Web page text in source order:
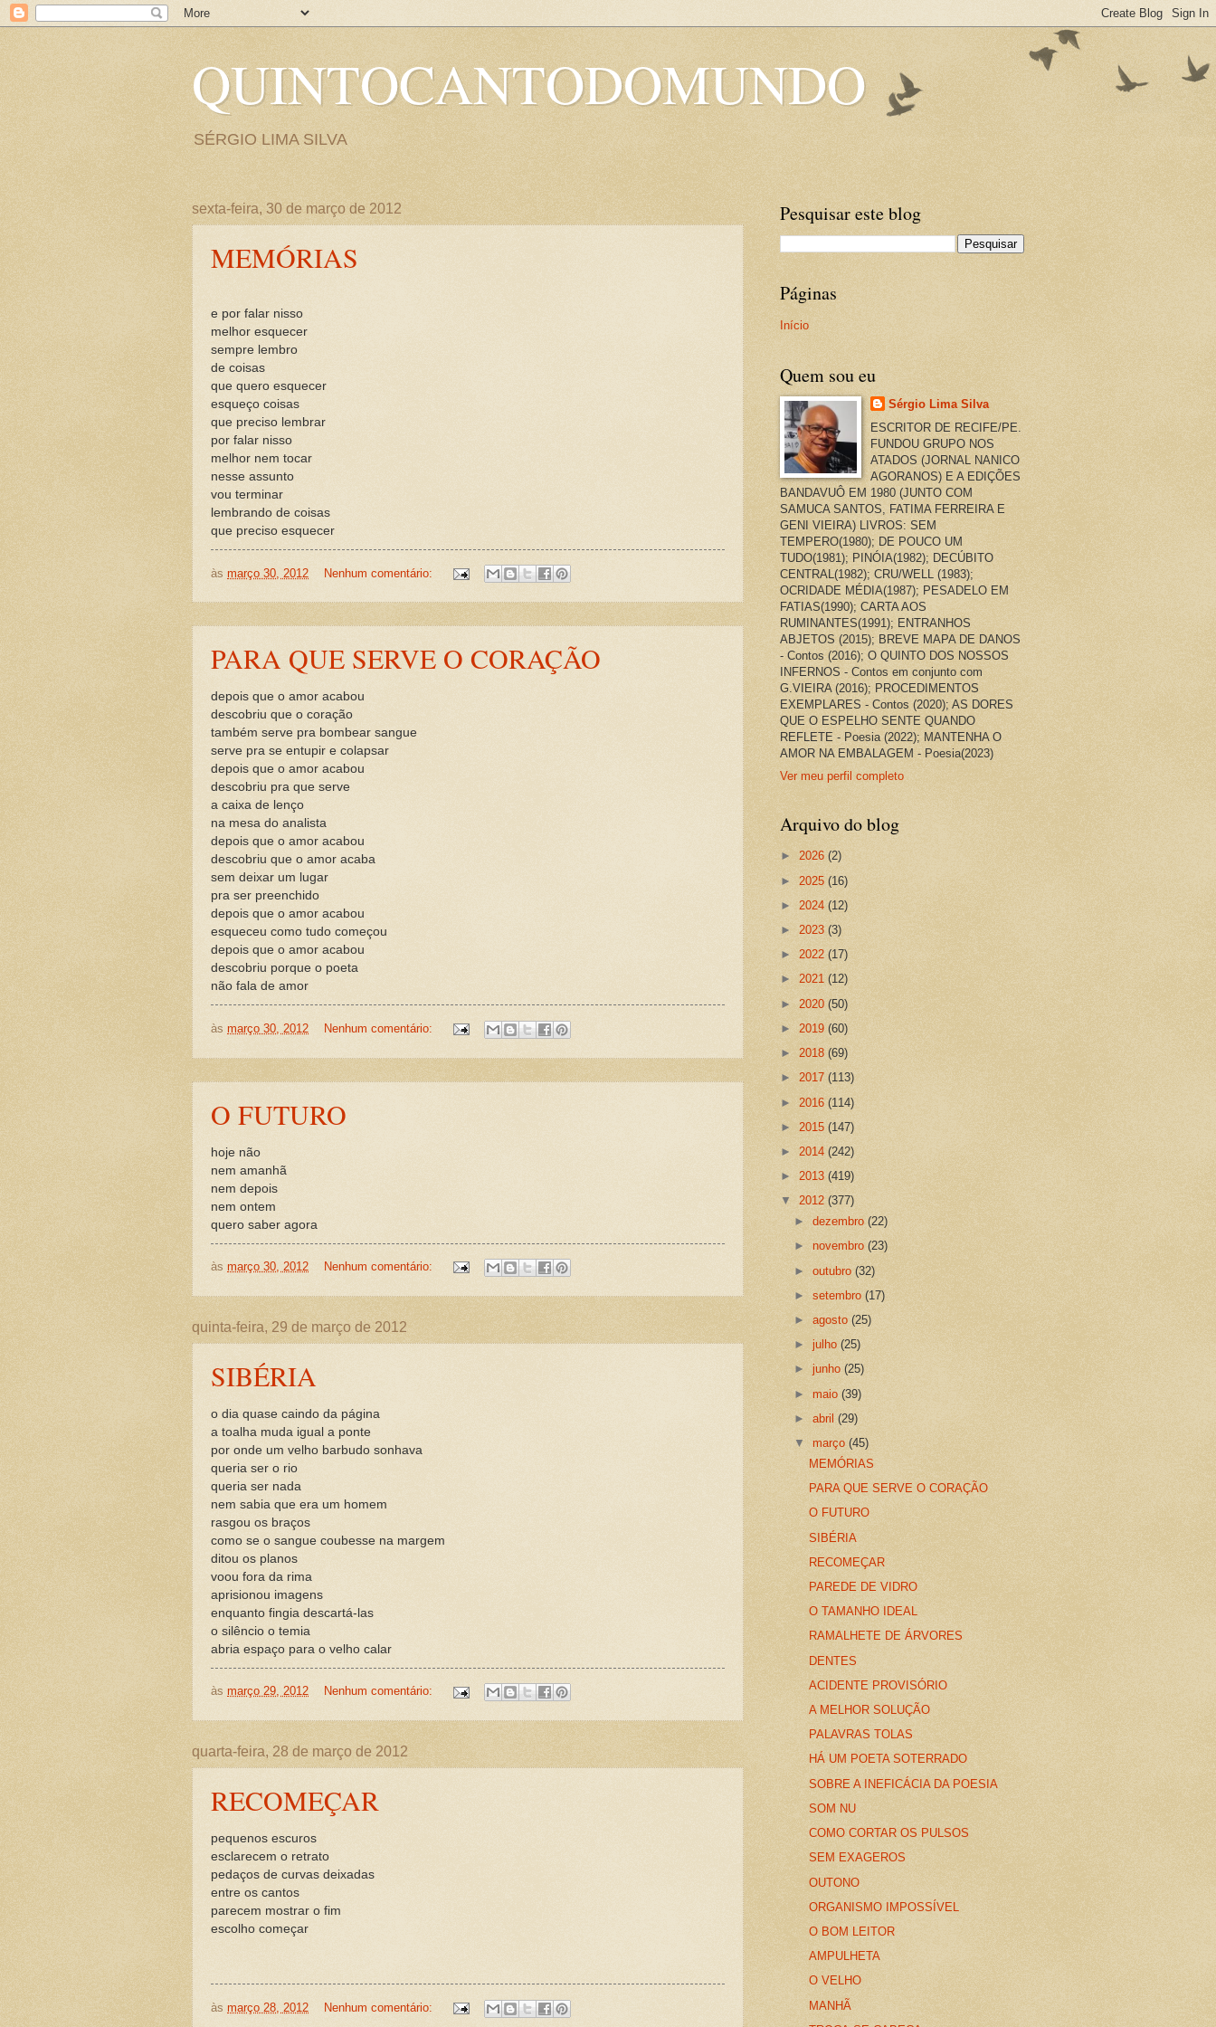
QUINTOCANTODOMUNDO
SÉRGIO LIMA SILVA
sexta-feira, 30 de março de 2012
MEMÓRIAS
e por falar nisso
melhor esquecer
sempre lembro
de coisas
que quero esquecer
esqueço coisas
que preciso lembrar
por falar nisso
melhor nem tocar
nesse assunto
vou terminar
lembrando de coisas
que preciso esquecer
às março 30, 2012 Nenhum comentário:
PARA QUE SERVE O CORAÇÃO
depois que o amor acabou
descobriu que o coração
também serve pra bombear sangue
serve pra se entupir e colapsar
depois que o amor acabou
descobriu pra que serve
a caixa de lenço
na mesa do analista
depois que o amor acabou
descobriu que o amor acaba
sem deixar um lugar
pra ser preenchido
depois que o amor acabou
esqueceu como tudo começou
depois que o amor acabou
descobriu porque o poeta
não fala de amor
às março 30, 2012 Nenhum comentário:
O FUTURO
hoje não
nem amanhã
nem depois
nem ontem
quero saber agora
às março 30, 2012 Nenhum comentário:
quinta-feira, 29 de março de 2012
SIBÉRIA
o dia quase caindo da página
a toalha muda igual a ponte
por onde um velho barbudo sonhava
queria ser o rio
queria ser nada
nem sabia que era um homem
rasgou os braços
como se o sangue coubesse na margem
ditou os planos
voou fora da rima
aprisionou imagens
enquanto fingia descartá-las
o silêncio o temia
abria espaço para o velho calar
às março 29, 2012 Nenhum comentário:
quarta-feira, 28 de março de 2012
RECOMEÇAR
pequenos escuros
esclarecem o retrato
pedaços de curvas deixadas
entre os cantos
parecem mostrar o fim
escolho começar
às março 28, 2012 Nenhum comentário:
Pesquisar este blog
Páginas
Início
Quem sou eu
Sérgio Lima Silva
ESCRITOR DE RECIFE/PE.
FUNDOU GRUPO NOS
ATADOS (JORNAL NANICO
AGORANOS) E A EDIÇÕES
BANDAVUÔ EM 1980 (JUNTO COM
SAMUCA SANTOS, FATIMA FERREIRA E
GENI VIEIRA) LIVROS: SEM
TEMPERO(1980); DE POUCO UM
TUDO(1981); PINÓIA(1982); DECÚBITO
CENTRAL(1982); CRU/WELL (1983);
OCRIDADE MÉDIA(1987); PESADELO EM
FATIAS(1990); CARTA AOS
RUMINANTES(1991); ENTRANHOS
ABJETOS (2015); BREVE MAPA DE DANOS
- Contos (2016); O QUINTO DOS NOSSOS
INFERNOS - Contos em conjunto com
G.VIEIRA (2016); PROCEDIMENTOS
EXEMPLARES - Contos (2020); AS DORES
QUE O ESPELHO SENTE QUANDO
REFLETE - Poesia (2022); MANTENHA O
AMOR NA EMBALAGEM - Poesia(2023)
Ver meu perfil completo
Arquivo do blog
► 2026 (2)
► 2025 (16)
► 2024 (12)
► 2023 (3)
► 2022 (17)
► 2021 (12)
► 2020 (50)
► 2019 (60)
► 2018 (69)
► 2017 (113)
► 2016 (114)
► 2015 (147)
► 2014 (242)
► 2013 (419)
▼ 2012 (377)
►dezembro(22)
►novembro(23)
►outubro(32)
►setembro(17)
►agosto(25)
►julho(25)
►junho(25)
►maio(39)
►abril(29)
▼março(45)
MEMÓRIAS
PARA QUE SERVE O CORAÇÃO
O FUTURO
SIBÉRIA
RECOMEÇAR
PAREDE DE VIDRO
O TAMANHO IDEAL
RAMALHETE DE ÁRVORES
DENTES
ACIDENTE PROVISÓRIO
A MELHOR SOLUÇÃO
PALAVRAS TOLAS
HÁ UM POETA SOTERRADO
SOBRE A INEFICÁCIA DA POESIA
SOM NU
COMO CORTAR OS PULSOS
SEM EXAGEROS
OUTONO
ORGANISMO IMPOSSÍVEL
O BOM LEITOR
AMPULHETA
O VELHO
MANHÃ